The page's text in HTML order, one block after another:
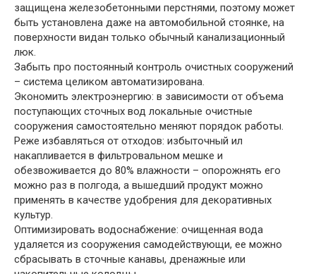
защищена железобетонными перстнями, поэтому может
быть установлена даже на автомобильной стоянке, на
поверхности видан только обычный канализационный
люк.
Забыть про постоянный контроль очистных сооружений
– система целиком автоматизирована.
Экономить электроэнергию: в зависимости от объема
поступающих сточных вод локальные очистные
сооружения самостоятельно меняют порядок работы.
Реже избавляться от отходов: избыточный ил
накапливается в фильтровальном мешке и
обезвоживается до 80% влажности – опорожнять его
можно раз в полгода, а вышедший продукт можно
применять в качестве удобрения для декоративных
культур.
Оптимизировать водоснабжение: очищенная вода
удаляется из сооружения самодействующи, ее можно
сбрасывать в сточные канавы, дренажные или